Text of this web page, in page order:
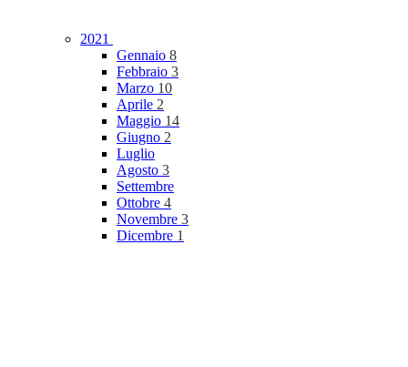
2021
Gennaio 8
Febbraio 3
Marzo 10
Aprile 2
Maggio 14
Giugno 2
Luglio
Agosto 3
Settembre
Ottobre 4
Novembre 3
Dicembre 1